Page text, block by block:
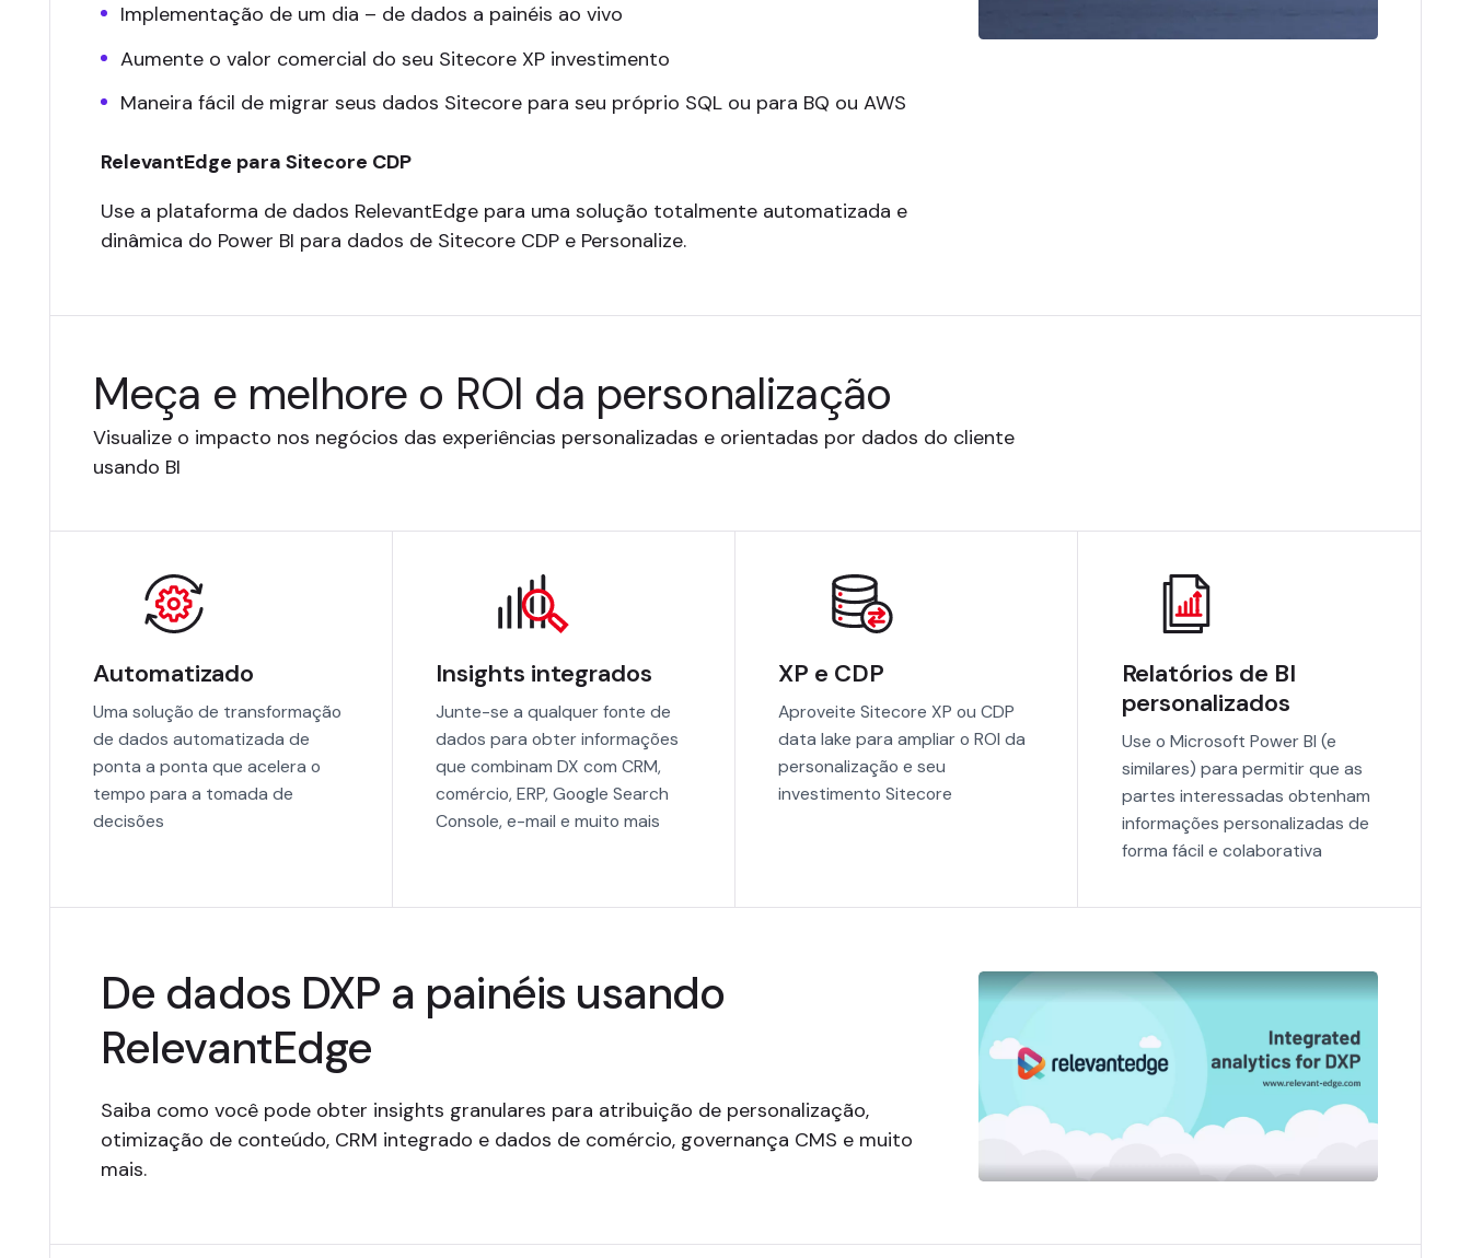
Implementação de um dia – de dados a painéis ao vivo
Aumente o valor comercial do seu Sitecore XP investimento
Maneira fácil de migrar seus dados Sitecore para seu próprio SQL ou para BQ ou AWS
RelevantEdge para Sitecore CDP
Use a plataforma de dados RelevantEdge para uma solução totalmente automatizada e
dinâmica do Power BI para dados de Sitecore CDP e Personalize.
Meça e melhore o ROI da personalização
Visualize o impacto nos negócios das experiências personalizadas e orientadas por dados do cliente
usando BI
Automatizado
Uma solução de transformação
de dados automatizada de
ponta a ponta que acelera o
tempo para a tomada de
decisões
Insights integrados
Junte-se a qualquer fonte de
dados para obter informações
que combinam DX com CRM,
comércio, ERP, Google Search
Console, e-mail e muito mais
XP e CDP
Aproveite Sitecore XP ou CDP
data lake para ampliar o ROI da
personalização e seu
investimento Sitecore
Relatórios de BI
personalizados
Use o Microsoft Power BI (e
similares) para permitir que as
partes interessadas obtenham
informações personalizadas de
forma fácil e colaborativa
De dados DXP a painéis usando
RelevantEdge
Saiba como você pode obter insights granulares para atribuição de personalização,
otimização de conteúdo, CRM integrado e dados de comércio, governança CMS e muito
mais.